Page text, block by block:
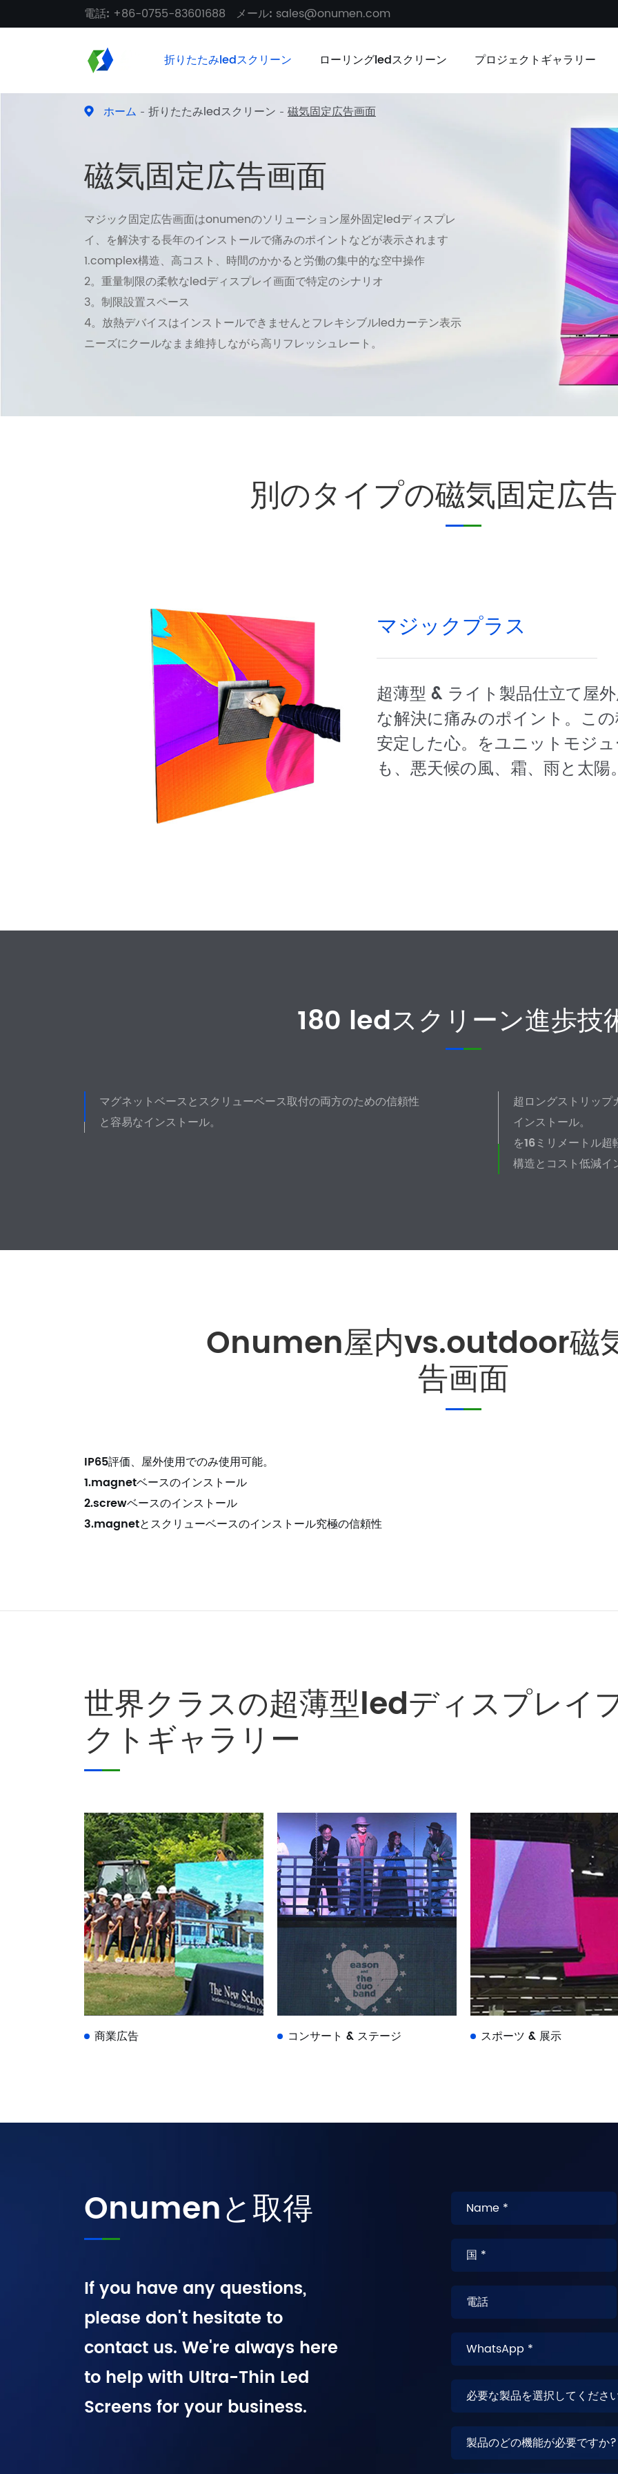
電話: +86-0755-83601688 メール: sales@onumen.com
折りたたみledスクリーン ローリングledスクリーン プロジェクトギャラリー
ホーム 折りたたみledスクリーン 磁気固定広告画面
磁気固定広告画面
マジック固定広告画面はonumenのソリューション屋外固定ledディスプレ
イ、を解決する長年のインストールで痛みのポイントなどが表示されます
1.complex構造、高コスト、時間のかかると労働の集中的な空中操作
2。重量制限の柔軟なledディスプレイ画面で特定のシナリオ
3。制限設置スペース
4。放熱デバイスはインストールできませんとフレキシブルledカーテン表示
ニーズにクールなまま維持しながら高リフレッシュレート。
別のタイプの磁気固定広
マジックプラス
超薄型 & ライト製品仕立て屋
な解決に痛みのポイント。こ
安定した心。をユニットモジ
も、悪天候の風、霜、雨と太陽
180 ledスクリーン進歩技
マグネットベースとスクリューベース取付の両方のための信頼性
と容易なインストール。
超ロングストリップ
インストール。
を16ミリメートル
構造とコスト低減イ
Onumen屋内vs.outdoor磁
告画面
IP65評価、屋外使用でのみ使用可能。
1.magnetベースのインストール
2.screwベースのインストール
3.magnetとスクリューベースのインストール究極の信頼性
世界クラスの超薄型ledディスプレイ
クトギャラリー
商業広告 コンサート & ステージ スポーツ & 展示
Onumenと取得
If you have any questions,
please don't hesitate to
contact us. We're always here
to help with Ultra-Thin Led
Screens for your business.